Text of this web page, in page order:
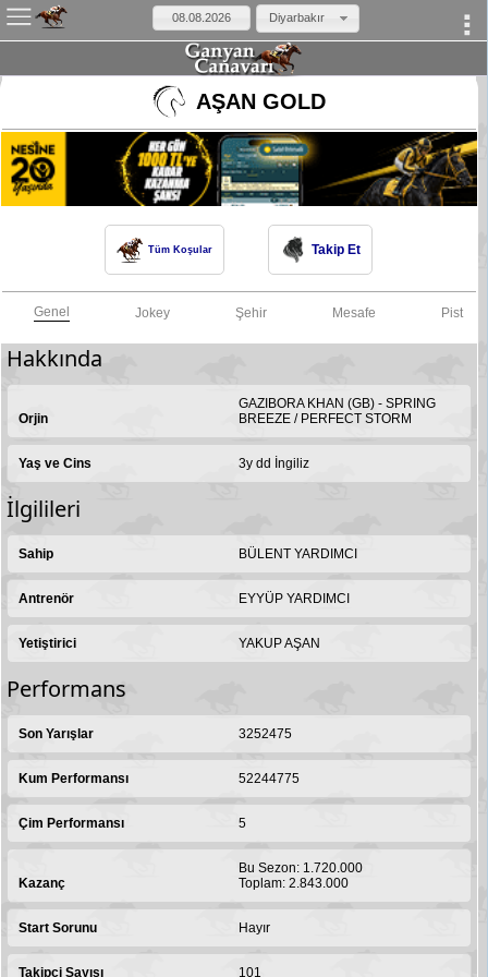
Diyarbakır
AŞAN GOLD
Tüm Koşular Takip Et
Genel Jokey Şehir Mesafe Pist
Hakkında
Orjin
GAZIBORA KHAN (GB) - SPRING
BREEZE / PERFECT STORM
Yaş ve Cins 3y dd İngiliz
İlgilileri
Sahip BÜLENT YARDIMCI
Antrenör EYYÜP YARDIMCI
Yetiştirici YAKUP AŞAN
Performans
Son Yarışlar 3252475
Kum Performansı 52244775
Çim Performansı 5
Kazanç
Bu Sezon: 1.720.000
Toplam: 2.843.000
Start Sorunu Hayır
Takipçi Sayısı 101
×